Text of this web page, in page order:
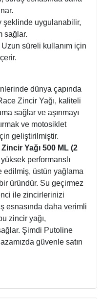
sürüş esnasında daha
uygulanabilir,
sağlar.
Uzun süreli kullanım için
dünya çapında
Zincir Yağı, kaliteli
sağlar ve aşınmayı
ve motosiklet
geliştirilmiştir.
Yağı 500 ML (2
performanslı
edilmiş, üstün yağlama
üründür. Su geçirmez
ile zincirlerinizi
esnasında daha verimli
zincir yağı,
Şimdi Putoline
güvenle satın